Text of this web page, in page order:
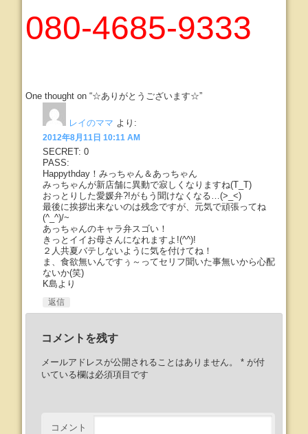
080-4685-9333
One thought on “☆ありがとうございます☆”
レイのママ より:
2012年8月11日 10:11 AM
SECRET: 0
PASS:
Happythday！みっちゃん＆あっちゃん
みっちゃんが新店舗に異動で寂しくなりますね(T_T)
おっとりした愛媛弁?!がもう聞けなくなる…(>_<)
最後に挨拶出来ないのは残念ですが、元気で頑張ってね
(^_^)/~
あっちゃんのキャラ弁スゴい！
きっとイイお母さんになれますよ!(^^)!
２人共夏バテしないように気を付けてね！
ま、食欲無いんですぅ～ってセリフ聞いた事無いから心配
ないか(笑)
K島より
返信
コメントを残す
メールアドレスが公開されることはありません。 *が付
いている欄は必須項目です
コメント